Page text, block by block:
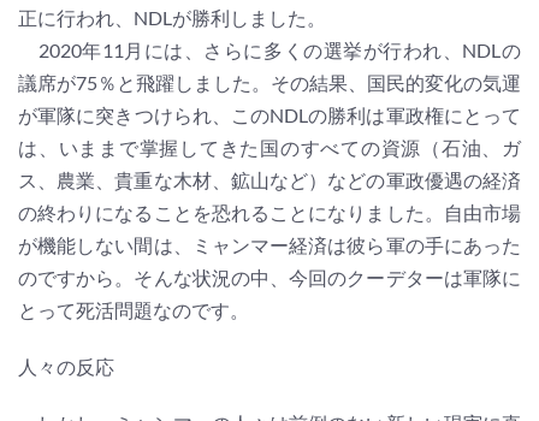
正に行われ、NDLが勝利しました。
2020年11月には、さらに多くの選挙が行われ、NDLの
議席が75％と飛躍しました。その結果、国民的変化の気運
が軍隊に突きつけられ、このNDLの勝利は軍政権にとって
は、いままで掌握してきた国のすべての資源（石油、ガ
ス、農業、貴重な木材、鉱山など）などの軍政優遇の経済
の終わりになることを恐れることになりました。自由市場
が機能しない間は、ミャンマー経済は彼ら軍の手にあった
のですから。そんな状況の中、今回のクーデターは軍隊に
とって死活問題なのです。
人々の反応